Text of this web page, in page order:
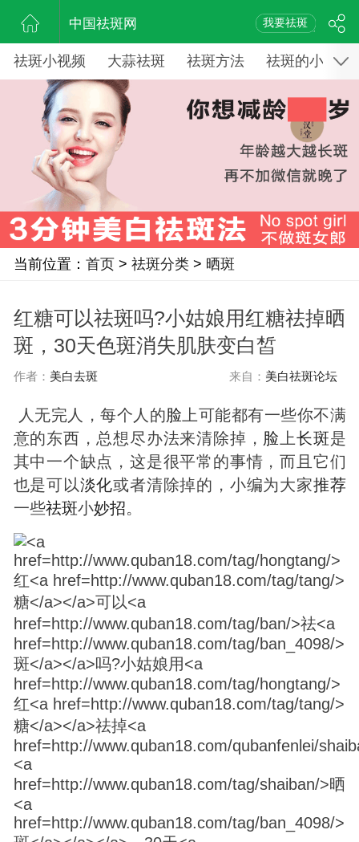
中国祛斑网 我要祛斑
祛斑小视频 大蒜祛斑 祛斑方法 祛斑的小窍门
当前位置： 首页> 祛斑分类> 晒斑
红糖可以祛斑吗?小姑娘用红糖祛掉晒
斑，30天色斑消失肌肤变白皙
作者： 美白去斑 来自： 美白祛斑论坛
人无完人，每个人的脸 上可能都有一些你不满
意的东西，总想尽办法来清除掉， 脸 上长斑是
其中一个缺点，这是很平常的事情，而且它们
也是可以淡化或者清除掉的，小编为大家推荐
一些祛斑小妙招。